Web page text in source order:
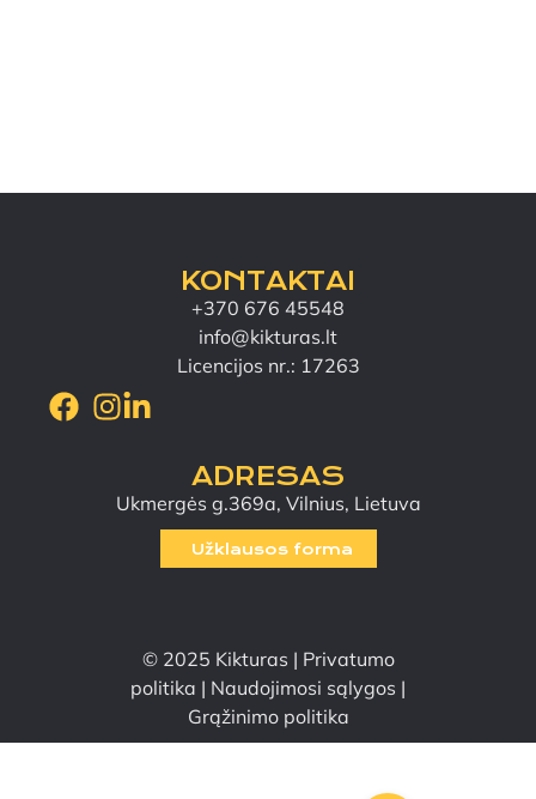
KONTAKTAI
+370 676 45548
info@kikturas.lt
Licencijos nr.: 17263
ADRESAS
Ukmergės g.369a, Vilnius, Lietuva
Užklausos forma
© 2025 Kikturas | Privatumo
politika | Naudojimosi sąlygos |
Grąžinimo politika